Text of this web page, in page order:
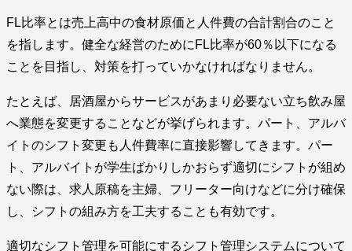
FL比率とは売上高中の食材原価と人件費の合計割合のこと
を指します。健全な経営のためにFL比率が60％以下になる
ことを目指し、対策を打っていかなければなりません。
たとえば、居酒屋からサービスがあまり必要ない立ち飲み屋
へ業態を変更することなどが挙げられます。パート、アルバ
イトのシフト変更も人件費率に直接影響してきます。パー
ト、アルバイトが学生ばかりしかおらず適切にシフトが組め
ない際は、求人原稿を主婦、フリーター向けなどに分け確保
し、シフトの組み方を工夫することも有効です。
適切なシフト管理を可能にするシフト管理システムについて